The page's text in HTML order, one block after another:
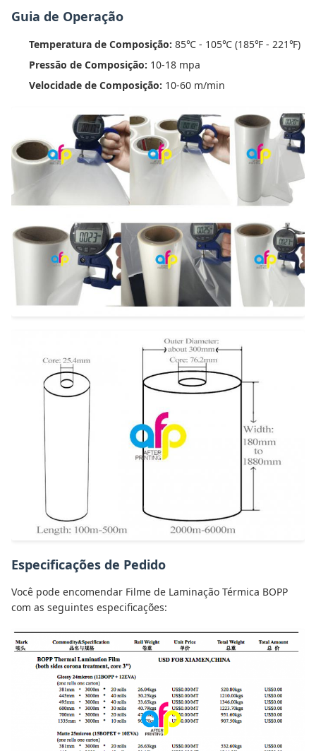
Guia de Operação
Temperatura de Composição: 85℃ - 105℃ (185℉ - 221℉)
Pressão de Composição: 10-18 mpa
Velocidade de Composição: 10-60 m/min
Especificações de Pedido
Você pode encomendar Filme de Laminação Térmica BOPP
com as seguintes especificações: